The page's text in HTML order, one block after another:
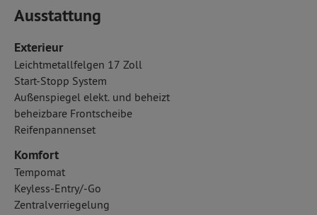
Ausstattung
Exterieur
Leichtmetallfelgen 17 Zoll
Start-Stopp System
Außenspiegel elekt. und beheizt
beheizbare Frontscheibe
Reifenpannenset
Komfort
Tempomat
Keyless-Entry/-Go
Zentralverriegelung